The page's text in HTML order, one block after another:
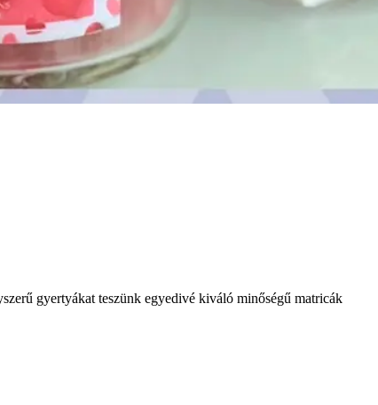
gyertyákat teszünk egyedivé kiváló minőségű matricák